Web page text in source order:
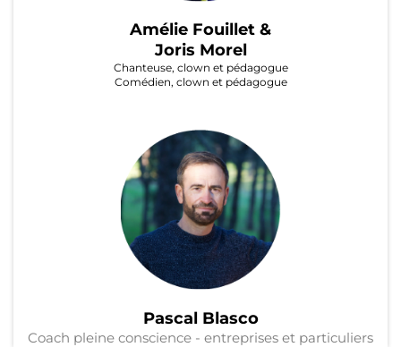
Amélie Fouillet &
Joris Morel
Chanteuse, clown et pédagogue
Comédien, clown et pédagogue
Pascal Blasco
Coach pleine conscience - entreprises et particuliers